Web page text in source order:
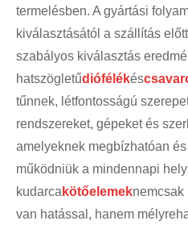
termelésben. A gyártási
kiválasztásától a szállítás
szabályos kiválasztás
hatszögletűdiófélékés
tűnnek, létfontosságú
rendszereket, gépeket és
amelyeknek megbízhatóan és
működniük a mindennapi
kudarca kötőelemeknemcsak
van hatással, hanem